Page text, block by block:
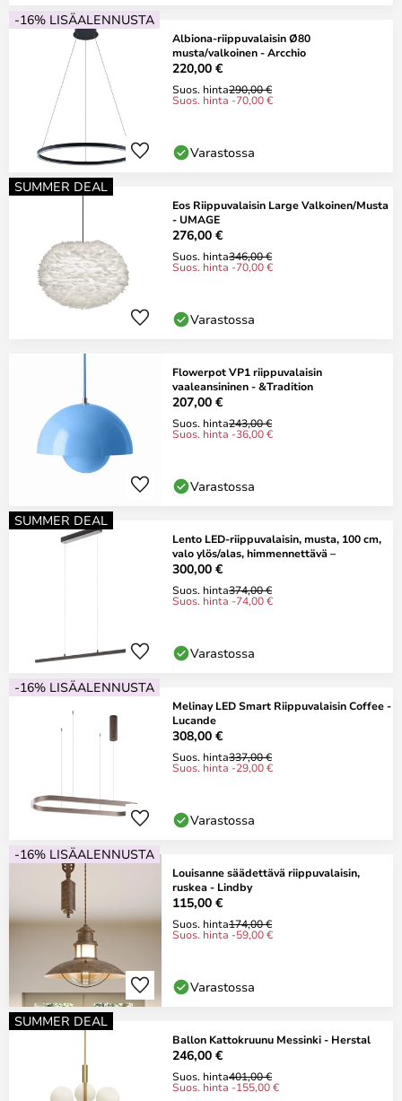
-16% LISÄALENNUSTA
Albiona-riippuvalaisin Ø80
musta/valkoinen - Arcchio
220,00 €
Suos. hinta290,00 €
Suos. hinta -70,00 €
Varastossa
SUMMER DEAL
Eos Riippuvalaisin Large Valkoinen/Musta
- UMAGE
276,00 €
Suos. hinta346,00 €
Suos. hinta -70,00 €
Varastossa
Flowerpot VP1 riippuvalaisin
vaaleansininen - &Tradition
207,00 €
Suos. hinta243,00 €
Suos. hinta -36,00 €
Varastossa
SUMMER DEAL
Lento LED-riippuvalaisin, musta, 100 cm,
valo ylös/alas, himmennettävä –
300,00 €
Suos. hinta374,00 €
Suos. hinta -74,00 €
Varastossa
-16% LISÄALENNUSTA
Melinay LED Smart Riippuvalaisin Coffee -
Lucande
308,00 €
Suos. hinta337,00 €
Suos. hinta -29,00 €
Varastossa
-16% LISÄALENNUSTA
Louisanne säädettävä riippuvalaisin,
ruskea - Lindby
115,00 €
Suos. hinta174,00 €
Suos. hinta -59,00 €
Varastossa
SUMMER DEAL
Ballon Kattokruunu Messinki - Herstal
246,00 €
Suos. hinta401,00 €
Suos. hinta -155,00 €